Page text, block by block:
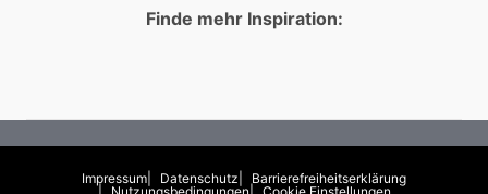
Finde mehr Inspiration:
Impressum Datenschutz
Barrierefreiheitserklärung